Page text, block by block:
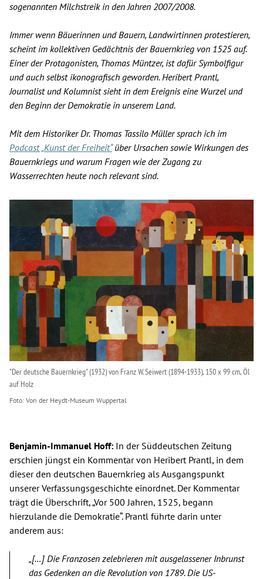
sogenannten Milchstreik in den Jahren 2007/2008.
Immer wenn Bäuerinnen und Bauern, Landwirtinnen protestieren,
scheint im kollektiven Gedächtnis der Bauernkrieg von 1525 auf.
Einer der Protagonisten, Thomas Müntzer, ist dafür Symbolfigur
und auch selbst ikonografisch geworden. Heribert Prantl,
Journalist und Kolumnist sieht in dem Ereignis eine Wurzel und
den Beginn der Demokratie in unserem Land.
Mit dem Historiker Dr. Thomas Tassilo Müller sprach ich im
Podcast „Kunst der Freiheit“über Ursachen sowie Wirkungen des
Bauernkriegs und warum Fragen wie der Zugang zu
Wasserrechten heute noch relevant sind.
"Der deutsche Bauernkrieg" (1932) von Franz W. Seiwert (1894-1933), 150 x 99 cm, Öl
auf Holz
Von der Heydt-Museum Wuppertal
Benjamin-Immanuel Hoff: In der Süddeutschen Zeitung
erschien jüngst ein Kommentar von Heribert Prantl, in dem
dieser den deutschen Bauernkrieg als Ausgangspunkt
unserer Verfassungsgeschichte einordnet. Der Kommentar
trägt die Überschrift, „Vor 500 Jahren, 1525, begann
hierzulande die Demokratie“. Prantl führte darin unter
anderem aus:
„[…] Die Franzosen zelebrieren mit ausgelassener Inbrunst
das Gedenken an die Revolution von 1789. Die US-